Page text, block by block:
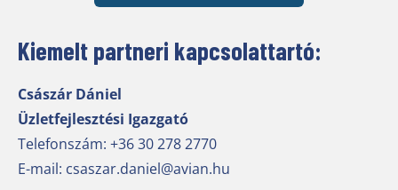
Kiemelt partneri kapcsolattartó:
Császár Dániel
Üzletfejlesztési Igazgató
Telefonszám: +36 30 278 2770
E-mail: csaszar.daniel@avian.hu